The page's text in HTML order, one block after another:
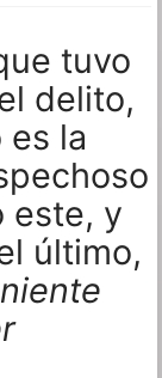
tuvo
delito,
la
este, y
último,